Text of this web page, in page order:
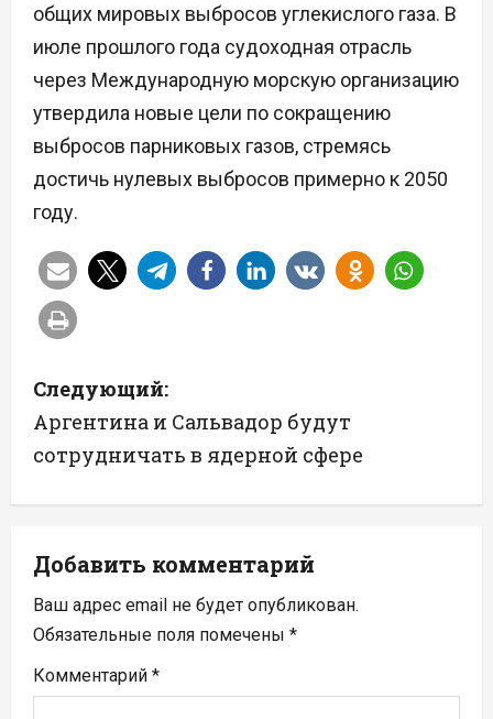
общих мировых выбросов углекислого газа. В
июле прошлого года судоходная отрасль
через Международную морскую организацию
утвердила новые цели по сокращению
выбросов парниковых газов, стремясь
достичь нулевых выбросов примерно к 2050
году.
Н
а
в
и
г
а
ц
и
Следующий:
Аргентина и Сальвадор будут
сотрудничать в ядерной сфере
Добавить комментарий
Ваш адрес email не будет опубликован.
Обязательные поля помечены *
Комментарий *